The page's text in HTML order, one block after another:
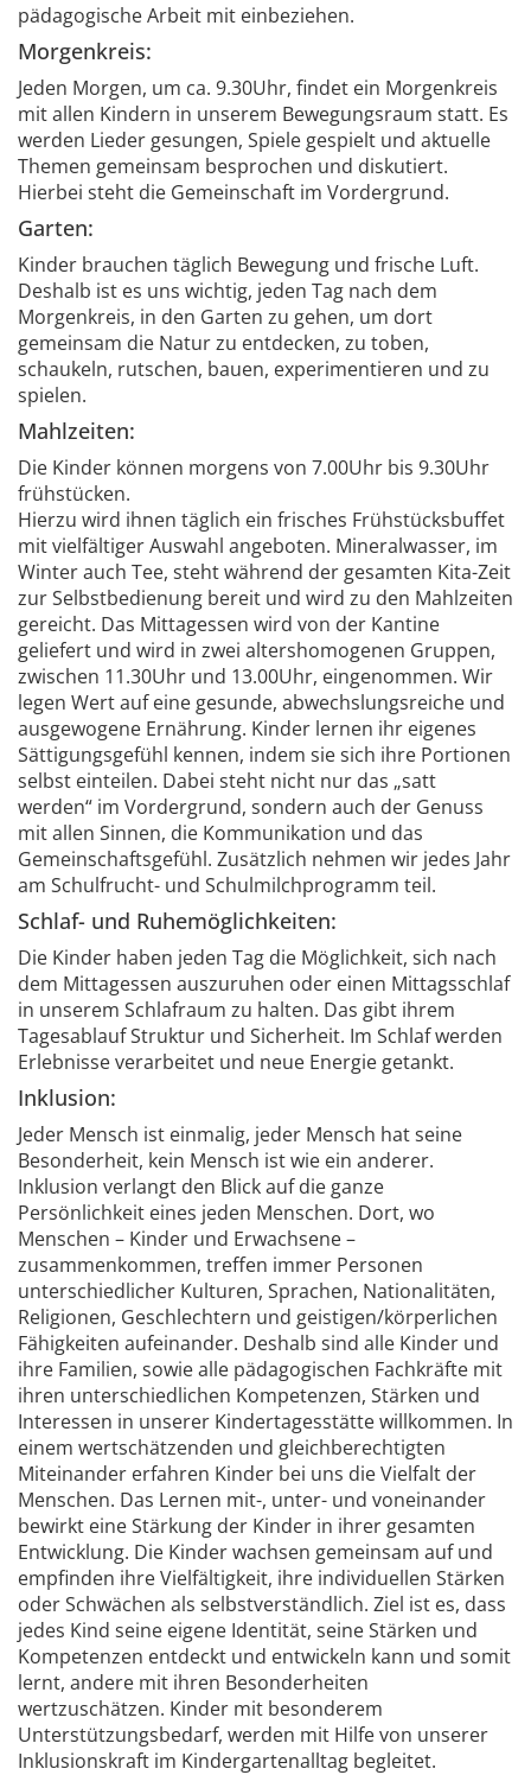
pädagogische Arbeit mit einbeziehen.
Morgenkreis:
Jeden Morgen, um ca. 9.30Uhr, findet ein Morgenkreis
mit allen Kindern in unserem Bewegungsraum statt. Es
werden Lieder gesungen, Spiele gespielt und aktuelle
Themen gemeinsam besprochen und diskutiert.
Hierbei steht die Gemeinschaft im Vordergrund.
Garten:
Kinder brauchen täglich Bewegung und frische Luft.
Deshalb ist es uns wichtig, jeden Tag nach dem
Morgenkreis, in den Garten zu gehen, um dort
gemeinsam die Natur zu entdecken, zu toben,
schaukeln, rutschen, bauen, experimentieren und zu
spielen.
Mahlzeiten:
Die Kinder können morgens von 7.00Uhr bis 9.30Uhr
frühstücken.
Hierzu wird ihnen täglich ein frisches Frühstücksbuffet
mit vielfältiger Auswahl angeboten. Mineralwasser, im
Winter auch Tee, steht während der gesamten Kita-Zeit
zur Selbstbedienung bereit und wird zu den Mahlzeiten
gereicht. Das Mittagessen wird von der Kantine
geliefert und wird in zwei altershomogenen Gruppen,
zwischen 11.30Uhr und 13.00Uhr, eingenommen. Wir
legen Wert auf eine gesunde, abwechslungsreiche und
ausgewogene Ernährung. Kinder lernen ihr eigenes
Sättigungsgefühl kennen, indem sie sich ihre Portionen
selbst einteilen. Dabei steht nicht nur das „satt
werden“ im Vordergrund, sondern auch der Genuss
mit allen Sinnen, die Kommunikation und das
Gemeinschaftsgefühl. Zusätzlich nehmen wir jedes Jahr
am Schulfrucht- und Schulmilchprogramm teil.
Schlaf- und Ruhemöglichkeiten:
Die Kinder haben jeden Tag die Möglichkeit, sich nach
dem Mittagessen auszuruhen oder einen Mittagsschlaf
in unserem Schlafraum zu halten. Das gibt ihrem
Tagesablauf Struktur und Sicherheit. Im Schlaf werden
Erlebnisse verarbeitet und neue Energie getankt.
Inklusion:
Jeder Mensch ist einmalig, jeder Mensch hat seine
Besonderheit, kein Mensch ist wie ein anderer.
Inklusion verlangt den Blick auf die ganze
Persönlichkeit eines jeden Menschen. Dort, wo
Menschen – Kinder und Erwachsene –
zusammenkommen, treffen immer Personen
unterschiedlicher Kulturen, Sprachen, Nationalitäten,
Religionen, Geschlechtern und geistigen/körperlichen
Fähigkeiten aufeinander. Deshalb sind alle Kinder und
ihre Familien, sowie alle pädagogischen Fachkräfte mit
ihren unterschiedlichen Kompetenzen, Stärken und
Interessen in unserer Kindertagesstätte willkommen. In
einem wertschätzenden und gleichberechtigten
Miteinander erfahren Kinder bei uns die Vielfalt der
Menschen. Das Lernen mit-, unter- und voneinander
bewirkt eine Stärkung der Kinder in ihrer gesamten
Entwicklung. Die Kinder wachsen gemeinsam auf und
empfinden ihre Vielfältigkeit, ihre individuellen Stärken
oder Schwächen als selbstverständlich. Ziel ist es, dass
jedes Kind seine eigene Identität, seine Stärken und
Kompetenzen entdeckt und entwickeln kann und somit
lernt, andere mit ihren Besonderheiten
wertzuschätzen. Kinder mit besonderem
Unterstützungsbedarf, werden mit Hilfe von unserer
Inklusionskraft im Kindergartenalltag begleitet.